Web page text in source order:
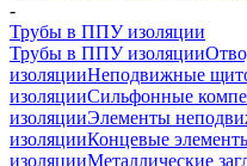
-
Трубы в ППУ изоляции
Трубы в ППУ изоляции
изоляцииНеподвижные
изоляцииCильфонные
изоляцииЭлементы
изоляцииКонцевые
изоляцииМеталлические